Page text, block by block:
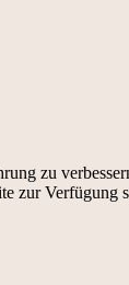
zu
zur Verfügung